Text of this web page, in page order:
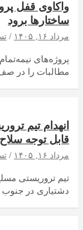
واکاوی قفل
ساختارها برود
مرداد ۱۶, ۱۴۰۵
‌پروژه‌های
‌مطالبات ‌را در
انهدام تیم
قابل توجه
مرداد ۱۶, ۱۴۰۵
تیم تروریستی
دشتیاری در